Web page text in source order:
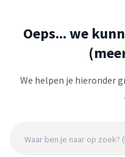
Oeps... we
We helpen je hieronder